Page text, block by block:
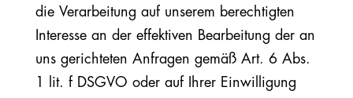
die Verarbeitung auf unserem berechtigten
Interesse an der effektiven Bearbeitung der an
uns gerichteten Anfragen gemäß Art. 6 Abs.
1 lit. f DSGVO oder auf Ihrer Einwilligung